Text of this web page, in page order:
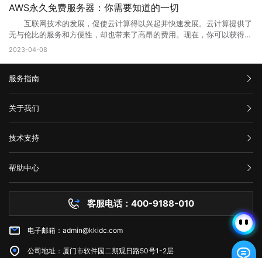
您的网络连接是否正常。您可以尝试与其他网站进行通信，以确定问题是
否出现在本地网络连接中。如果您的其他网站可以工作，但一个特定的网
站不起作用，那么很可能是这个网站出现了502错误。 3、清除浏览
使用其他网络连接 尝试切换到其他网络连接，例如在使用Wi-Fi时尝
试使用移动数据。通过使用其他网络连接，您可以确定是否存在网络连接
需要联系网站管理员寻求帮助。他们可以告诉您更多关于错误代码502的
信息，并提供解决方法。 在互联网时代，我们经常会遇到502错误代
码。这意味着请求未能正确连接到上游服务器，通常是由代理服务器、网
关或网络连接问题引起的。为了解决这个问题，我们可以尝试刷新网页、
检查网络连接、清除浏览器缓存、暂时使用其他网络连接或联系网站管理
员。希望本文能帮助您了解并解决错误代码502问题。
合理优化操作，使网站在页面的布局、结构与内容方面都对用户与搜索引
站的安全与维护：页面安全方面的升级能有效的防止黑客入侵，造成网站
破坏，数据损坏，商业机密泄露，客户资料丢失等损失;页面升级对于内
容更新调整，网页X信息清理，网络速度提升等网站维护操作;定期检查企
数据被误删或遭病毒感染、黑客破坏后，通过技术手段尽力抢救，争取恢
复。 以上就是关于页面升级访问的原因以及解决方法全部内容，其实
很多网站都是需要升级优化的，为了的就是可以满足各种用户的需求，也
务器无法接纳新用户访问的时候，更需要及时进行页面访问升级，希望本
本地应用程序，Web端的应用程序不需要在用户设备上安装，而是通过互
联网直接提供服务。这使得Web端应用程序的更新和维护更加方便，用户
可以享受到实时的功能更新和改进。 web主要包括哪三个方面？
构：指的是网页的骨架，即HTML代码，它定义了网页的基本结构和内
即CSS（级联样式表）的使用。CSS用于控制网页的布局、颜色、字体等
视觉效果，使网页看起来更加美观和吸引人。 行为：指的是网页与用
户交互的方式，即JavaScript的使用。JavaScript是一种脚本语言，它允
许网页对用户的操作做出响应，如点击按钮、滚动页面等，从而提供更加
丰富的交互体验。 这三个方面相互依赖，共同决定了Web的外观、功
能和用户体验。 web端指的是什么意思？看完文章就能清楚知道了，
户端发送的请求次数过于频繁。这种错误通常发生在需要进行频繁请求的
返回一个状态码，用于表示请求的结果。HTTP 429错误对应的状态码是
429。当客户端发送的请求超过服务器限制时，服务器就会返回这个状态
码。 二、为什么会出现HTTP 429错误? HTTP 429错误通常是由
以下原因造成的： 1. 请求过于频繁：当客户端发送的请求过于频繁
时，服务器无法处理这么多请求，就会返回HTTP 429错误。 2. 服务
器限制：有些服务器为了防止恶意攻击，会设置一些限制，例如每秒钟只
允许发送一定数量的请求。如果客户端发送的请求超过了这个限制，服务
器就会返回HTTP 429错误。 3. 网络不稳定：如果网络不稳定，客户
取以下一些方法来修复： 1. 增加请求间隔时间：当客户端发送的请求
过于频繁时，可以增加请求间隔时间，减少请求的数量。 2. 减少请
量，以满足服务器的限制要求。 3. 检查API调用的频率：如果HTTP
429错误发生在API调用中，我们可以检查API调用的频率，是否超出了
API提供商的限制。 4. 检查网络连接：如果HTTP 429错误是由网络
不稳定引起的，我们可以检查网络连接是否正常，是否存在延迟或丢包现
象。 5. 使用CDN服务：CDN即内容分发网络，可以缓存静态资源，
减少请求次数，提高请求速度和稳定性。 6. 联系服务器管理员：如
果HTTP 429错误仍无法解决，我们可以联系服务器管理员，让其检查服
务器设置是否存在问题。 HTTP 429错误通常是由请求过于频繁、服
AWS永久免费服务器：你需要知道的一切
互联网技术的发展，促使云计算得以兴起并快速发展。云计算提供了
无与伦比的服务和方便性，却也带来了高昂的费用。现在，你可以获得一
些AWS永久免费服务器，使你能够在开发和测试新的应用程序时节省不少
Web Services)是亚马逊提供的一种基于云平台的服务。AWS永久免费计
计算服务。免费计划提供750个小时的EC2实例。 2. Amazon S3：
在AWS上创建和管理存储桶，对于不超过5GB的数据存储和处理是免费
的。 3. AWS Lambda：以事件驱动的方式在云中运行代码，免费计
计划提供每月25个WCU和25个RCU。 5. Amazon Glacier：用于非
免费的。 6. Amazon CloudFront：AWS的全球内容分发网络
(CDN)，免费计划为每个月50GB的数据传输提供免费流量。 7.
Amazon Machine Learning：一种基于云的机器学习服务，在免费计划
中提供每月10,000个批处理预测。 8. Amazon RDS：AWS的关系型
数据库服务，免费计划实例持续使用750小时，每月获得20GB的备份存
储和10万条I/O请求数。 9. Amazon SES：简单邮件服务，用于发送
2023-04-08
服务指南
汇款信息
购买流程
服务条款
关于我们
公司介绍
举报中心
隐私声明
技术支持
网站备案
技术文档
帮助中心
服务器问题
市场资讯
客服电话：400-9188-010
电子邮箱：admin@kkidc.com
公司地址：厦门市软件园二期观日路50号1-2层